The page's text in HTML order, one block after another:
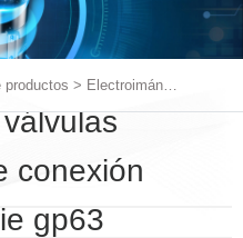
productos > Electroimán
conexión
gp63